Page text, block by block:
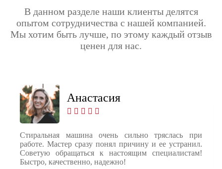
В данном разделе наши клиенты делятся
опытом сотрудничества с нашей компанией.
Мы хотим быть лучше, по этому каждый отзыв
ценен для нас.
Анастасия
Стиральная машина очень сильно тряслась при
работе. Мастер сразу понял причину и ее устранил.
Советую обращаться к настоящим специалистам!
Быстро, качественно, надежно!